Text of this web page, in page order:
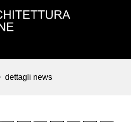
dettagli news